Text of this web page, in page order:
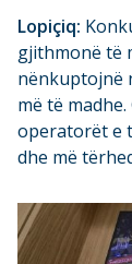
Lopiçiq:
gjithmonë të
nënkuptojnë
më të
operatorët e
dhe më